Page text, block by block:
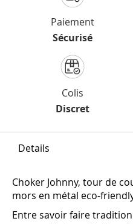
Paiement
Sécurisé
Colis
Discret
Details
Choker Johnny, tour de
mors en métal eco-
Entre savoir faire